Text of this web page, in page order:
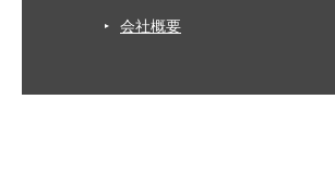
会社概要